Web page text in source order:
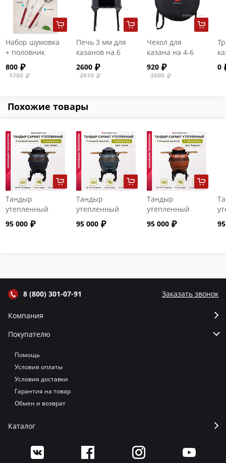
Набор шумовка
+ половник
(малый)
800
1750
Печь 3 мм для
казанов на 6
литров
2600
2819
Чехол для
казана на 4-6
литров
920
3500
0
Похожие товары
Тандыр
утепленный
"Сармат" с
откидной
95 000
Тандыр
утепленный
"Сармат" с
откидной
95 000
Тандыр
утепленный
"Сармат" с
откидной
95 000
8 (800) 301-07-91 Заказать звонок
Компания
Покупателю
Помощь
Условия оплаты
Условия доставки
Гарантия на товар
Обмен и возврат
Каталог